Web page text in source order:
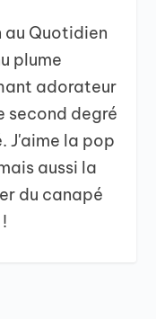
au Quotidien
plume
adorateur
second degré
J'aime la pop
aussi la
du canapé